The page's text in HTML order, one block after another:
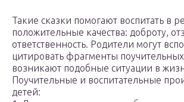
Такие сказки помогают воспитать в
положительные качества: доброту,
ответственность. Родители могут
цитировать фрагменты поучительных
возникают подобные ситуации в
Поучительные и воспитательные
детей: